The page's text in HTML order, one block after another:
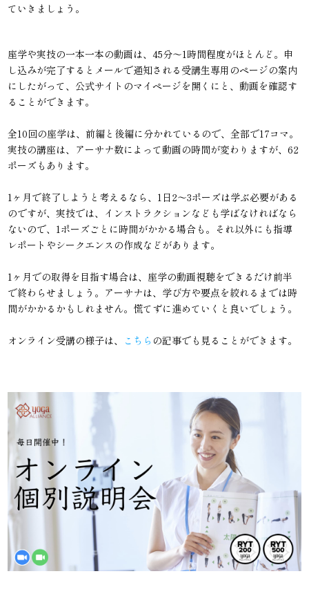
ていきましょう。
座学や実技の一本一本の動画は、45分〜1時間程度がほとんど。申
し込みが完了するとメールで通知される受講生専用のページの案内
にしたがって、公式サイトのマイページを開くにと、動画を確認す
ることができます。
全10回の座学は、前編と後編に分かれているので、全部で17コマ。
実技の講座は、アーサナ数によって動画の時間が変わりますが、62
ポーズもあります。
1ヶ月で終了しようと考えるなら、1日2〜3ポーズは学ぶ必要がある
のですが、実技では、インストラクションなども学ばなければなら
ないので、1ポーズごとに時間がかかる場合も。それ以外にも指導
レポートやシークエンスの作成などがあります。
1ヶ月での取得を目指す場合は、座学の動画視聴をできるだけ前半
で終わらせましょう。アーサナは、学び方や要点を絞れるまでは時
間がかかるかもしれません。慌てずに進めていくと良いでしょう。
オンライン受講の様子は、 こちら の記事でも見ることができます。